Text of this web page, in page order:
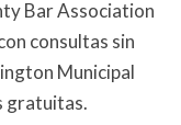
Bar Association
consultas sin
Municipal
gratuitas.